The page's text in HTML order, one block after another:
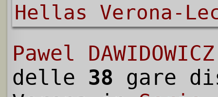
Hellas Verona-
Pawel DAWIDOWICZ
delle 38 gare